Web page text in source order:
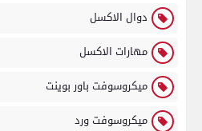
دوال الاكسل
مهارات الاكسل
ميكروسوفت باور بوينت
ميكروسوفت ورد